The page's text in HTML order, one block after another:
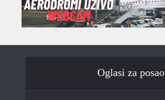
Oglasi za posao